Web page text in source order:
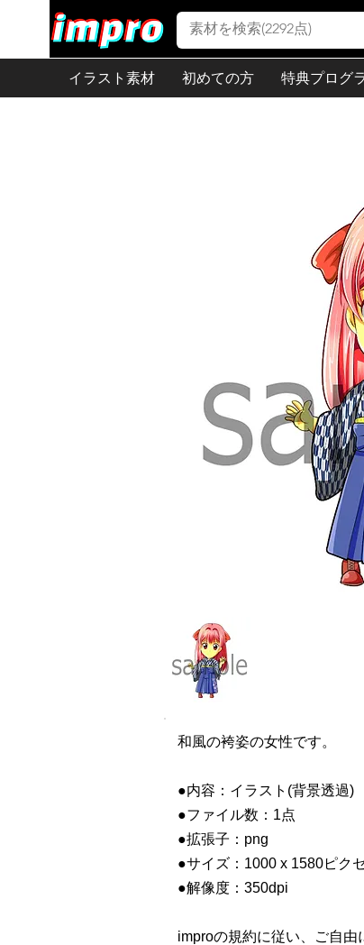
イラスト素材 初めての方 特典プログ
和風の袴姿の女性です。
●内容：イラスト(背景透過)
●ファイル数：1点
●拡張子：png
●サイズ：1000 x 1580ピク
●解像度：350dpi
improの規約に従い、ご自由